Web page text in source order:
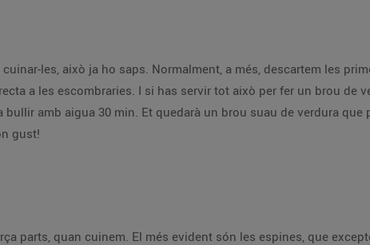
les, això ja ho saps. Normalment, a més, descartem les
a les escombraries. I si has servir tot això per fer un brou de
amb aigua 30 min. Et quedarà un brou suau de verdura que
gust!
parts, quan cuinem. El més evident són les espines, que